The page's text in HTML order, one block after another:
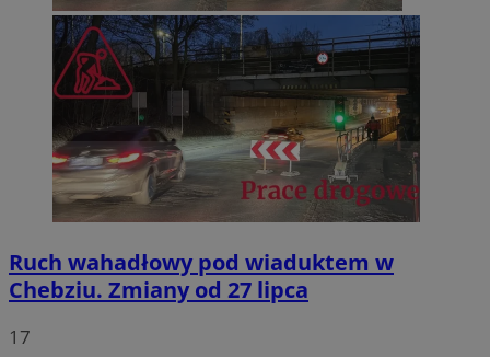
Ruch wahadłowy pod wiaduktem w
Chebziu. Zmiany od 27 lipca
17